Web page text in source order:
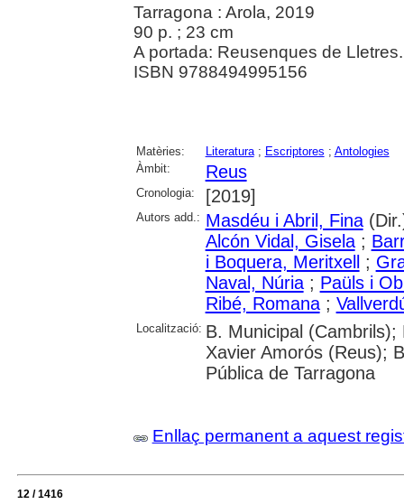
Tarragona : Arola, 2019
90 p. ; 23 cm
A portada: Reusenques de Lletres.
ISBN 9788494995156
Matèries: Literatura; Escriptores ; Antologies
Àmbit:
Reus
Cronologia: [2019]
Autors add.: Masdéu i Abril, Fina
Alcón Vidal, Gisela;
i Boquera, Meritxell
;
Naval, Núria; Paüls i
Ribé, Romana;
Localització: B. Municipal
Xavier Amorós (Reus);
Pública de Tarragona
Enllaç permanent a aquest
12 / 1416